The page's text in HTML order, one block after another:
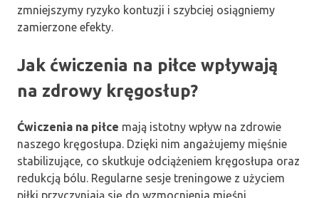
zmniejszymy ryzyko kontuzji i szybciej osiągniemy
zamierzone efekty.
Jak ćwiczenia na piłce wpływają
na zdrowy kręgosłup?
Ćwiczenia na piłce mają istotny wpływ na zdrowie
naszego kręgosłupa. Dzięki nim angażujemy mięśnie
stabilizujące, co skutkuje odciążeniem kręgosłupa oraz
redukcją bólu. Regularne sesje treningowe z użyciem
piłki przyczyniają się do wzmocnienia mięśni